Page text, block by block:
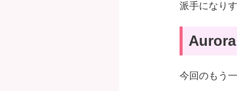
派手になり
今回のもう